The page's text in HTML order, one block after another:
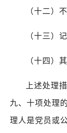
（十二）
（十三）
（十四）
上述处理
九、十项处理
理人是党员或